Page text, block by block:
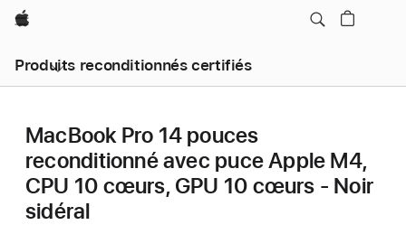
Apple
Produits reconditionnés certifiés
MacBook Pro 14 pouces
reconditionné avec puce Apple M4,
CPU 10 cœurs, GPU 10 cœurs - Noir
sidéral